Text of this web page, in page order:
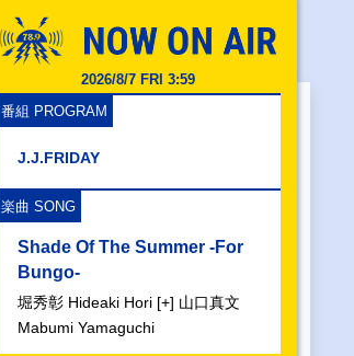
2026/8/7 FRI 4:0
番組 PROGRAM
J.J.FRIDAY
楽曲 SONG
Shade Of The Summer -For
Bungo-
堀秀彰 Hideaki Hori [+] 山口真文
Mabumi Yamaguchi